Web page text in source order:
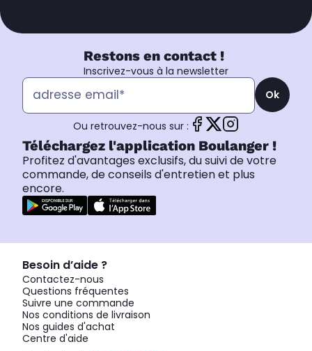
Restons en contact !
Inscrivez-vous à la newsletter
Ok
Ou retrouvez-nous sur :
Téléchargez l'application Boulanger !
Profitez d'avantages exclusifs, du suivi de votre
commande, de conseils d'entretien et plus
encore.
Besoin d’aide ?
Contactez-nous
Questions fréquentes
Suivre une commande
Nos conditions de livraison
Nos guides d'achat
Centre d'aide